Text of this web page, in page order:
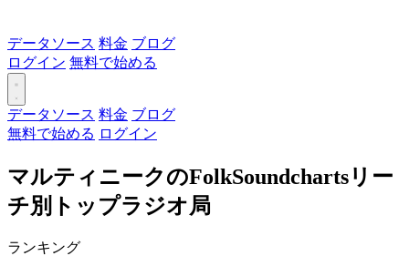
データソース 料金 ブログ
ログイン 無料で始める
データソース 料金 ブログ
無料で始める ログイン
マルティニークのFolkSoundchartsリー
チ別トップラジオ局
ランキング